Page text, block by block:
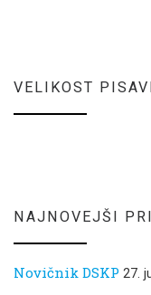
VELIKOST
NAJNOVEJŠI
Novičnik DSKP 27.